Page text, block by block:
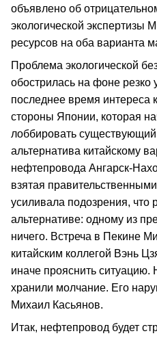
объявлено об
экологической экспертизы
ресурсов на оба варианта
Проблема экологической
обострилась на фоне резко
последнее время интереса
стороны Японии, которая
лоббировать
альтернатива китайскому
нефтепровода Ангарск-
взятая
усиливала подозрения, что
альтернативе: одному из
ничего. Встреча в Пекине
китайским коллегой Вэнь
иначе прояснить
хранили молчание. Его
Михаил Касьянов.
Итак, нефтепровод будет